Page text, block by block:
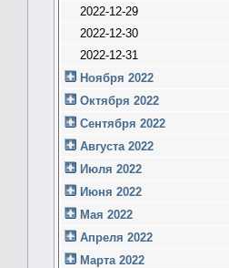
2022-12-29
2022-12-30
2022-12-31
Ноября 2022
Октября 2022
Сентября 2022
Августа 2022
Июля 2022
Июня 2022
Мая 2022
Апреля 2022
Марта 2022